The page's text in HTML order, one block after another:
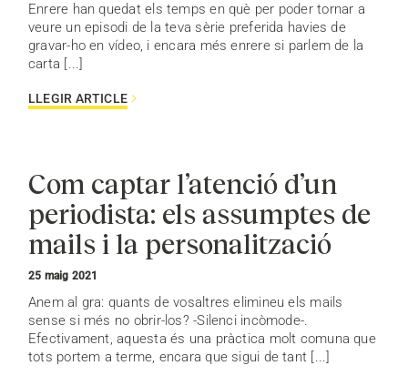
Enrere han quedat els temps en què per poder tornar a
veure un episodi de la teva sèrie preferida havies de
gravar-ho en vídeo, i encara més enrere si parlem de la
carta [...]
LLEGIR ARTICLE
Com captar l’atenció d’un
periodista: els assumptes de
mails i la personalització
25 maig 2021
Anem al gra: quants de vosaltres elimineu els mails
sense si més no obrir-los? -Silenci incòmode-.
Efectivament, aquesta és una pràctica molt comuna que
tots portem a terme, encara que sigui de tant [...]